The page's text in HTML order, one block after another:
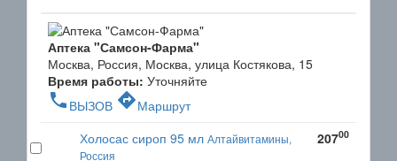
Аптека "Самсон-Фарма"
Москва, Россия, Москва, улица Костякова, 15
Время работы: Уточняйте
phone ВЫЗОВ directionsМаршрут
Холосас сироп 95 мл Алтайвитамины,
Россия
20700